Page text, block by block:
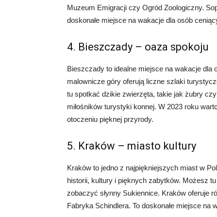
Muzeum Emigracji czy Ogród Zoologiczny.
doskonałe miejsce na wakacje dla osób
4. Bieszczady – oaza spokoju
Bieszczady to idealne miejsce na wakacje
malownicze góry oferują liczne szlaki
tu spotkać dzikie zwierzęta, takie jak żubry
miłośników turystyki konnej. W 2023 roku
otoczeniu pięknej przyrody.
5. Kraków – miasto kultury
Kraków to jedno z najpiękniejszych miast w
historii, kultury i pięknych zabytków. Możesz
zobaczyć słynny Sukiennice. Kraków oferuje
Fabryka Schindlera. To doskonałe miejsce na